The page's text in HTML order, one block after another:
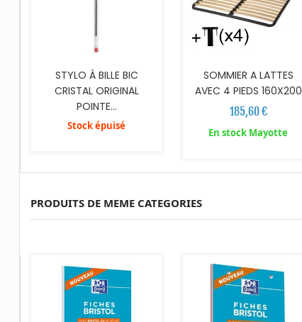
STYLO À BILLE BIC
CRISTAL ORIGINAL
POINTE...
Stock épuisé
SOMMIER A LATTES
AVEC 4 PIEDS 160X200
185,60 €
En stock Mayotte
PRODUITS DE MEME CATEGORIES